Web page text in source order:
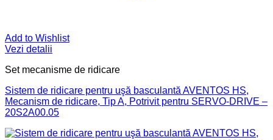
Add to Wishlist
Vezi detalii
Set mecanisme de ridicare
Sistem de ridicare pentru uşă basculantă AVENTOS HS,
Mecanism de ridicare, Tip A, Potrivit pentru SERVO-DRIVE –
20S2A00.05